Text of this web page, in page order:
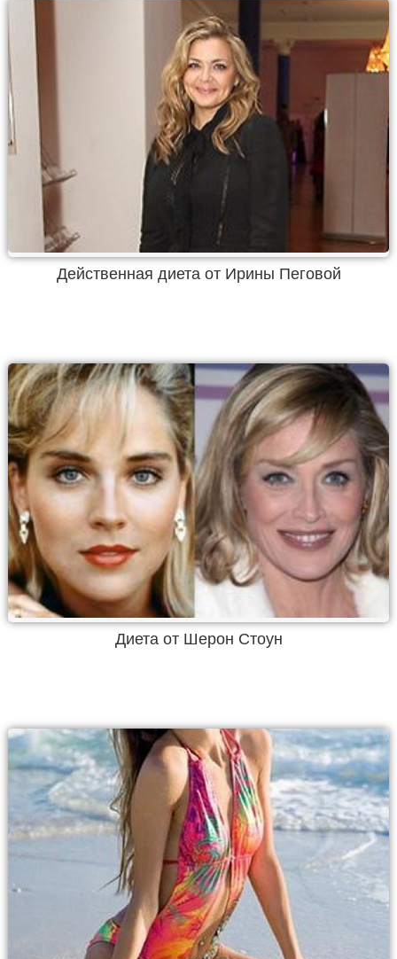
Действенная диета от Ирины Пеговой
Диета от Шерон Стоун